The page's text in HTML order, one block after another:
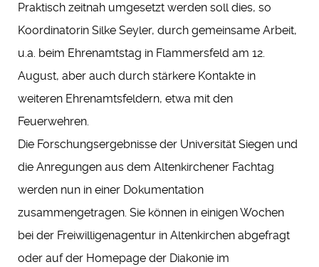
Praktisch zeitnah umgesetzt werden soll dies, so
Koordinatorin Silke Seyler, durch gemeinsame Arbeit,
u.a. beim Ehrenamtstag in Flammersfeld am 12.
August, aber auch durch stärkere Kontakte in
weiteren Ehrenamtsfeldern, etwa mit den
Feuerwehren.
Die Forschungsergebnisse der Universität Siegen und
die Anregungen aus dem Altenkirchener Fachtag
werden nun in einer Dokumentation
zusammengetragen. Sie können in einigen Wochen
bei der Freiwilligenagentur in Altenkirchen abgefragt
oder auf der Homepage der Diakonie im